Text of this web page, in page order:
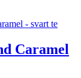
Caramel